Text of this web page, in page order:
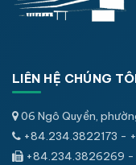
LIÊN HỆ CHÚNG
06 Ngô Quyền,
+84.234.3822173 -
+84.234.3826269